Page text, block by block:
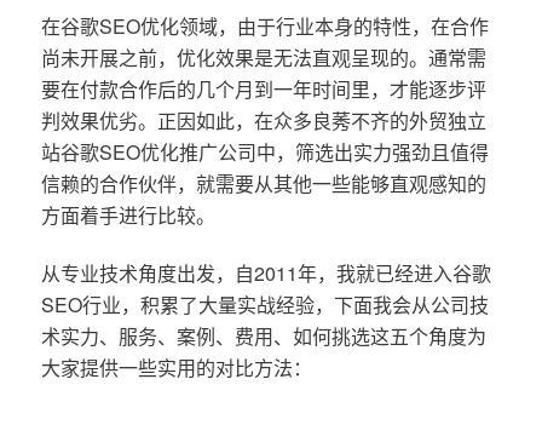
在谷歌SEO优化领域，由于行业本身的特性，在合作
尚未开展之前，优化效果是无法直观呈现的。通常需
要在付款合作后的几个月到一年时间里，才能逐步评
判效果优劣。正因如此，在众多良莠不齐的外贸独立
站谷歌SEO优化推广公司中，筛选出实力强劲且值得
信赖的合作伙伴，就需要从其他一些能够直观感知的
方面着手进行比较。
从专业技术角度出发，自2011年，我就已经进入谷歌
SEO行业，积累了大量实战经验，下面我会从公司技
术实力、服务、案例、费用、如何挑选这五个角度为
大家提供一些实用的对比方法：